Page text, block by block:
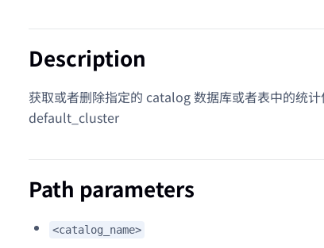
Description
获取或者删除指定的 catalog 数据库或者表中的统
default_cluster
Path parameters
<catalog_name>